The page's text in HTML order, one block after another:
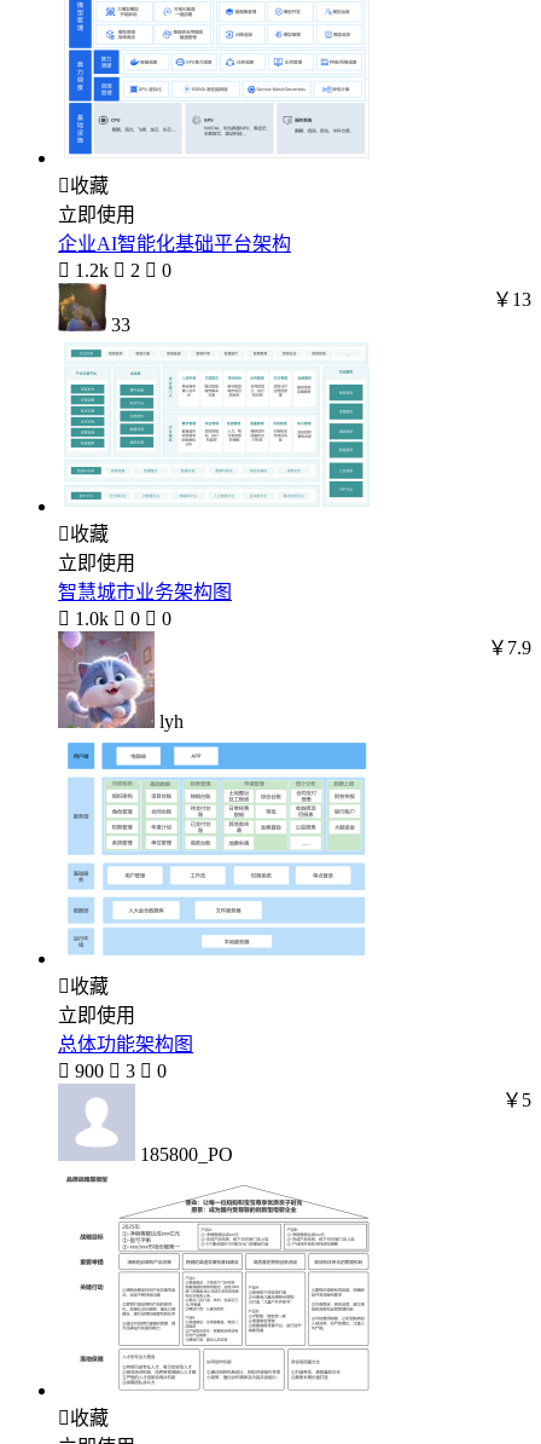
收藏
立即使用
企业AI智能化基础平台架构
 1.2k  2  0
33
￥13
收藏
立即使用
智慧城市业务架构图
 1.0k  0  0
lyh
￥7.9
收藏
立即使用
总体功能架构图
 900  3  0
185800_PO
￥5
收藏